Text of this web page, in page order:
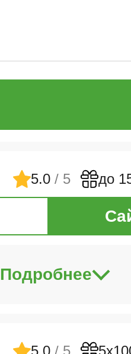
5.0 / 5 до
Подробнее
5.0 / 5